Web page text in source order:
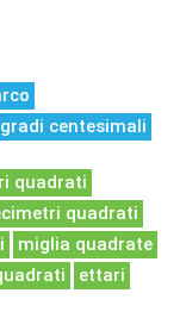
gradi centesimali
quadrati
quadrati
miglia quadrate
ettari